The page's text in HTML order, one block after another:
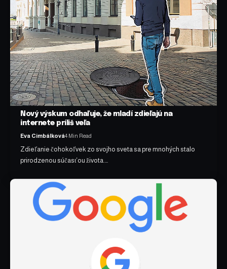
Nový výskum odhaľuje, že mladí zdieľajú na
internete príliš veľa
Eva Cimbálková4 Min Read
Zdieľanie čohokoľvek zo svojho sveta sa pre mnohých stalo
prirodzenou súčasťou života.…